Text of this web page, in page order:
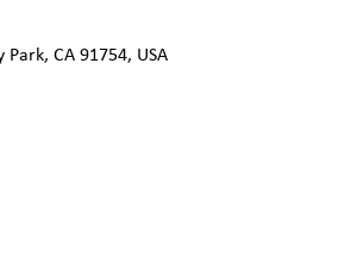
CA 91754, USA